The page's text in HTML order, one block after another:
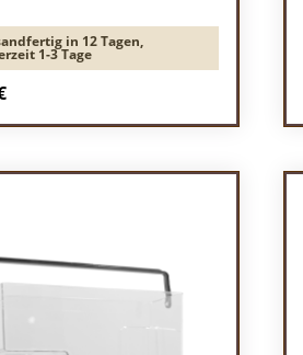
in 12 Tagen,
1-3 Tage
Preis: